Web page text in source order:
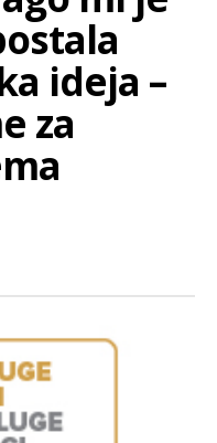
ideja –
za